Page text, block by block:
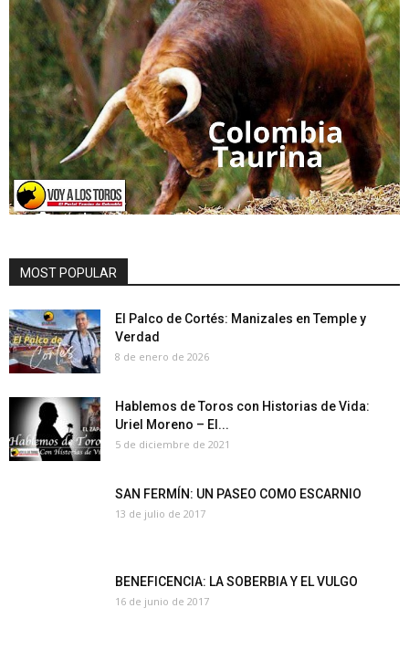
MOST POPULAR
El Palco de Cortés: Manizales en Temple y
Verdad
8 de enero de 2026
Hablemos de Toros con Historias de Vida:
Uriel Moreno – El...
5 de diciembre de 2021
SAN FERMÍN: UN PASEO COMO ESCARNIO
13 de julio de 2017
BENEFICENCIA: LA SOBERBIA Y EL VULGO
16 de junio de 2017